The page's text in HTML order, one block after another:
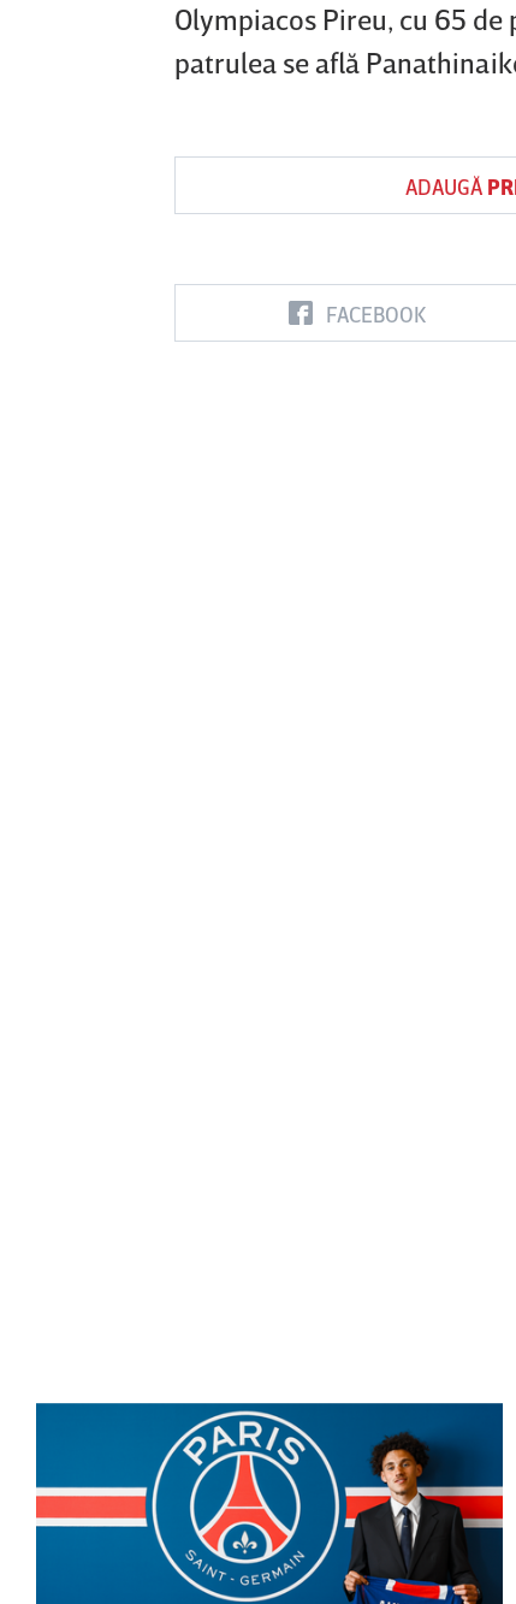
Olympiacos Pireu, cu 65 de
patrulea se află
ADAUGĂ
FACEBOOK